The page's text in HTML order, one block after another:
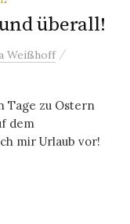
überall!
Weißhoff /
Tage zu Ostern
dem
mir Urlaub vor!